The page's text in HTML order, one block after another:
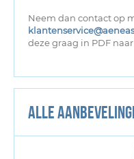
Neem dan contact op
deze graag in PDF naar
Alle